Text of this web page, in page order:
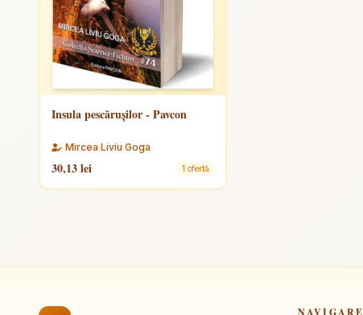
Insula pescărușilor - Pavcon
Mircea Liviu Goga
30,13 lei 1 ofertă
NAVIGARE